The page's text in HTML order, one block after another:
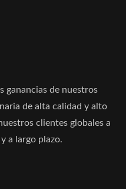
ganancias de nuestros
de alta calidad y alto
clientes globales a
a largo plazo.